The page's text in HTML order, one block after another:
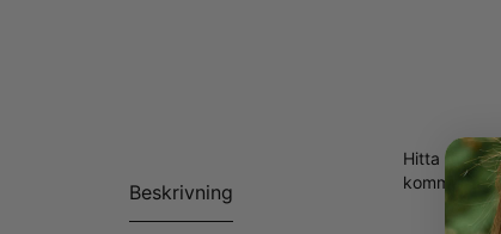
Beskrivning
Hitta det
kommer att